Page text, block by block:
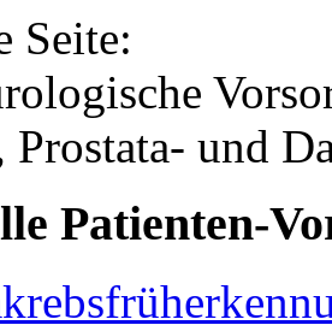
Seite:
Prostata- und
Patienten-